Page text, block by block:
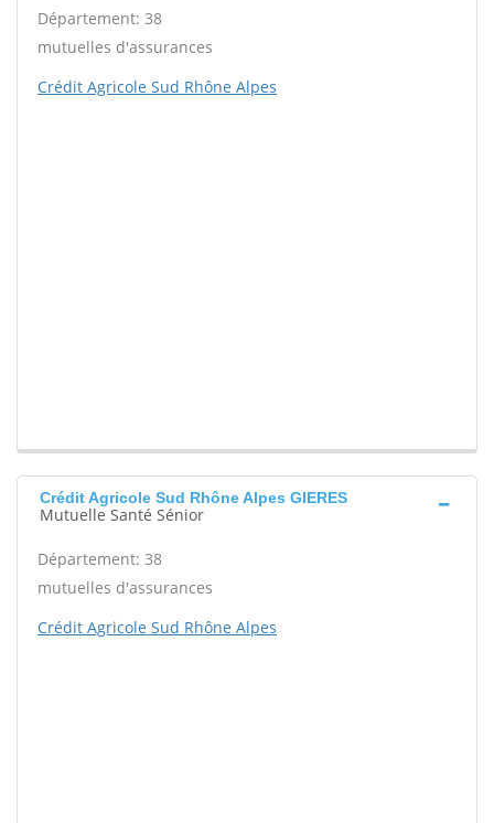
Département: 38
mutuelles d'assurances
Crédit Agricole Sud Rhône Alpes
Crédit Agricole Sud Rhône Alpes GIERES
Mutuelle Santé Sénior
Département: 38
mutuelles d'assurances
Crédit Agricole Sud Rhône Alpes